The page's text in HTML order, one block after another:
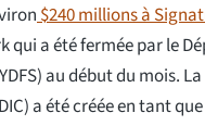
$240 millions à
qui a été fermée par le
au début du mois.
a été créée en tant